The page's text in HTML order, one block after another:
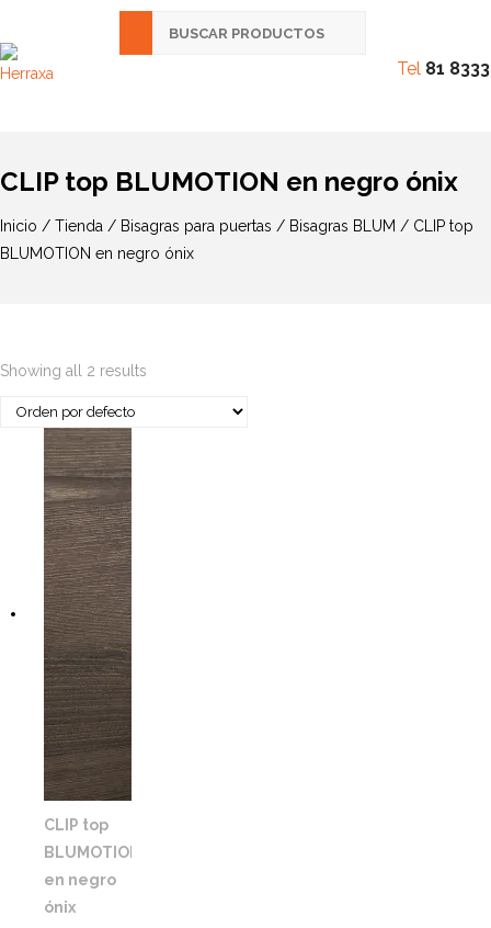
Tel 81
CLIP top BLUMOTION en negro ónix
Inicio / Tienda / Bisagras para puertas / Bisagras BLUM / CLIP top
BLUMOTION en negro ónix
Showing all 2 results
VISTA RÁPIDA
CLIP top
BLUMOTION
en negro
ónix